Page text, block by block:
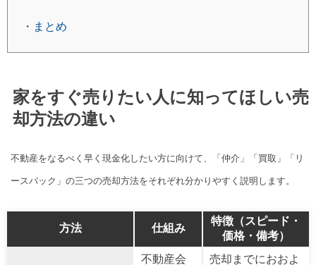
・まとめ
家をすぐ売りたい人に知ってほしい売
却方法の違い
不動産をなるべく早く現金化したい方に向けて、「仲介」「買取」「リ
ースバック」の三つの売却方法をそれぞれ分かりやすく説明します。
方法 仕組み
特徴（スピード・
価格・備考）
不動産会
売却までにおおよ